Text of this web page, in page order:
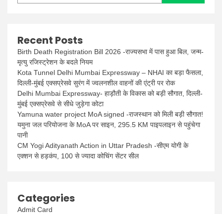
Recent Posts
Birth Death Registration Bill 2026 -राज्यसभा में पास हुआ बिल, जन्म-
मृत्यु रजिस्ट्रेशन के बदले नियम
Kota Tunnel Delhi Mumbai Expressway – NHAI का बड़ा फैसला,
दिल्ली-मुंबई एक्सप्रेसवे सुरंग में ज्वलनशील वाहनों की एंट्री पर रोक
Delhi Mumbai Expressway- हाड़ौती के विकास को बड़ी सौगात, दिल्ली-
मुंबई एक्सप्रेसवे से सीधे जुड़ेगा कोटा
Yamuna water project MoA signed -राजस्थान को मिली बड़ी सौगात!
यमुना जल परियोजना के MoA पर साइन, 295.5 KM पाइपलाइन से पहुंचेगा
पानी
CM Yogi Adityanath Action in Uttar Pradesh -सीएम योगी के
एक्शन से हड़कंप, 100 से ज्यादा कोचिंग सेंटर सील
Categories
Admit Card